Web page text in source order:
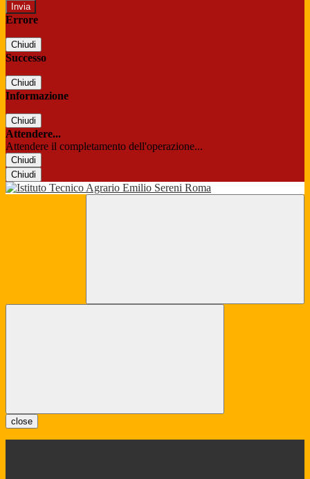
Errore
Chiudi
Successo
Chiudi
Informazione
Chiudi
Attendere...
Attendere il completamento dell'operazione...
Chiudi
Chiudi
close